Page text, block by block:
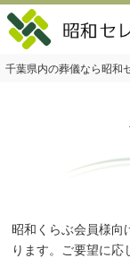
千葉県内の葬儀なら昭和
昭和くらぶ会員様向
ります。ご要望に応